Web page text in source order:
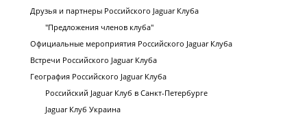
Друзья и партнеры Российского Jaguar Клуба
"Предложения членов клуба"
Официальные мероприятия Российского Jaguar Клуба
Встречи Российского Jaguar Клуба
География Российского Jaguar Клуба
Российский Jaguar Клуб в Санкт-Петербурге
Jaguar Клуб Украина